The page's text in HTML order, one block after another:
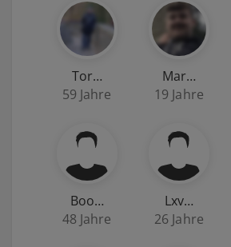
Tor…
59 Jahre
Mar…
19 Jahre
Boo…
48 Jahre
Lxv…
26 Jahre